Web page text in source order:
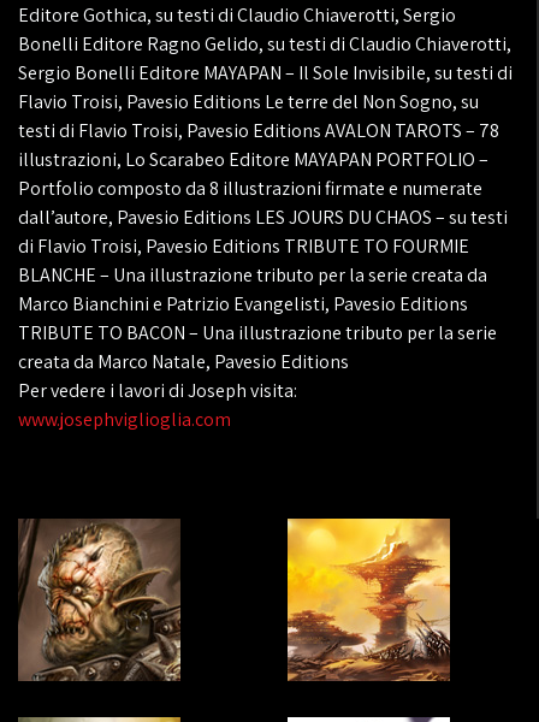
Editore Gothica, su testi di Claudio Chiaverotti, Sergio
Bonelli Editore Ragno Gelido, su testi di Claudio Chiaverotti,
Sergio Bonelli Editore MAYAPAN – Il Sole Invisibile, su testi di
Flavio Troisi, Pavesio Editions Le terre del Non Sogno, su
testi di Flavio Troisi, Pavesio Editions AVALON TAROTS – 78
illustrazioni, Lo Scarabeo Editore MAYAPAN PORTFOLIO –
Portfolio composto da 8 illustrazioni firmate e numerate
dall’autore, Pavesio Editions LES JOURS DU CHAOS – su testi
di Flavio Troisi, Pavesio Editions TRIBUTE TO FOURMIE
BLANCHE – Una illustrazione tributo per la serie creata da
Marco Bianchini e Patrizio Evangelisti, Pavesio Editions
TRIBUTE TO BACON – Una illustrazione tributo per la serie
creata da Marco Natale, Pavesio Editions
Per vedere i lavori di Joseph visita:
www.josephviglioglia.com